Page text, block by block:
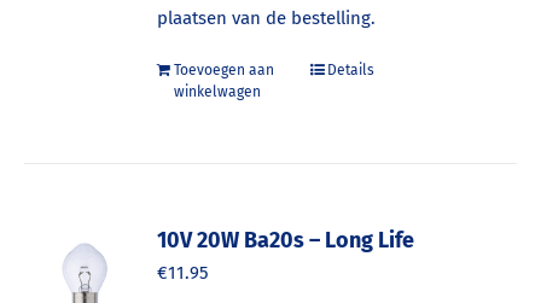
plaatsen van de bestelling.
Toevoegen aan
winkelwagen
Details
10V 20W Ba20s – Long Life
€11.95